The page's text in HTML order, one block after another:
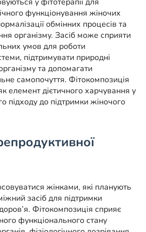
функціонування жіночих
обмінних процесів та
організму. Засіб може сприяти
умов для роботи
підтримувати природні
та допомагати
самопочуття. Фітокомпозиція
елемент дієтичного харчування у
підходу до підтримки жіночого
жінками, які планують
засіб для підтримки
Фітокомпозиція сприяє
функціонального стану